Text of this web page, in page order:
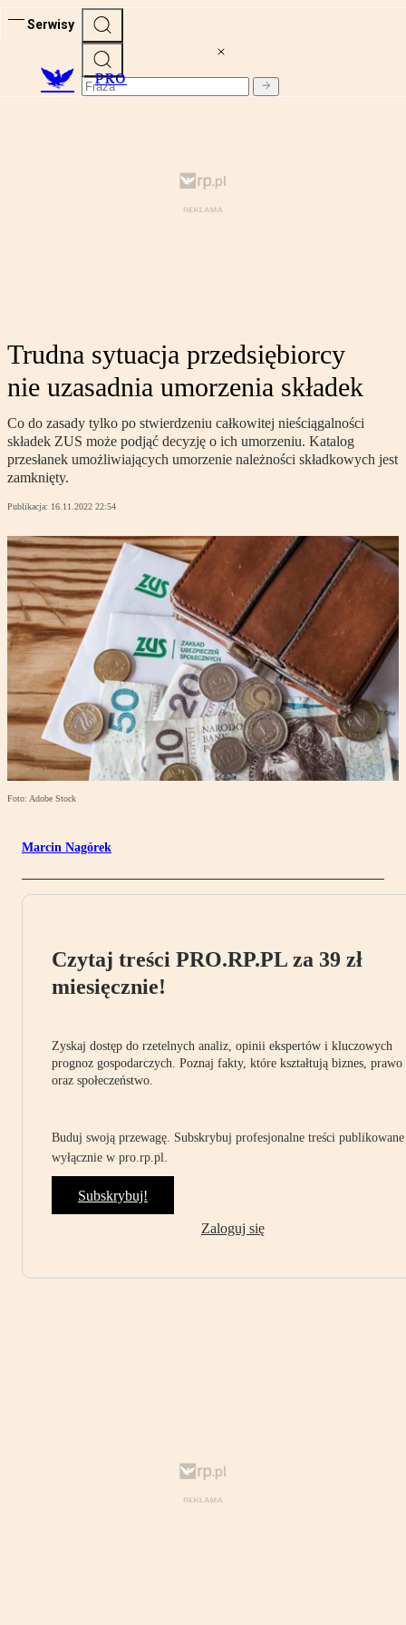
Serwisy
PRO
Trudna sytuacja przedsiębiorcy
nie uzasadnia umorzenia składek
Co do zasady tylko po stwierdzeniu całkowitej nieściągalności
składek ZUS może podjąć decyzję o ich umorzeniu. Katalog
przesłanek umożliwiających umorzenie należności składkowych jest
zamknięty.
Publikacja: 16.11.2022 22:54
Foto: Adobe Stock
Marcin Nagórek
Czytaj treści PRO.RP.PL za 39 zł
miesięcznie!
Zyskaj dostęp do rzetelnych analiz, opinii ekspertów i kluczowych
prognoz gospodarczych. Poznaj fakty, które kształtują biznes, prawo
oraz społeczeństwo.
Buduj swoją przewagę. Subskrybuj profesjonalne treści publikowane
wyłącznie w pro.rp.pl.
Subskrybuj!
Zaloguj się